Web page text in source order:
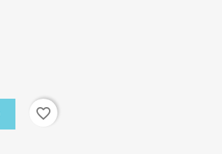
favorite_border